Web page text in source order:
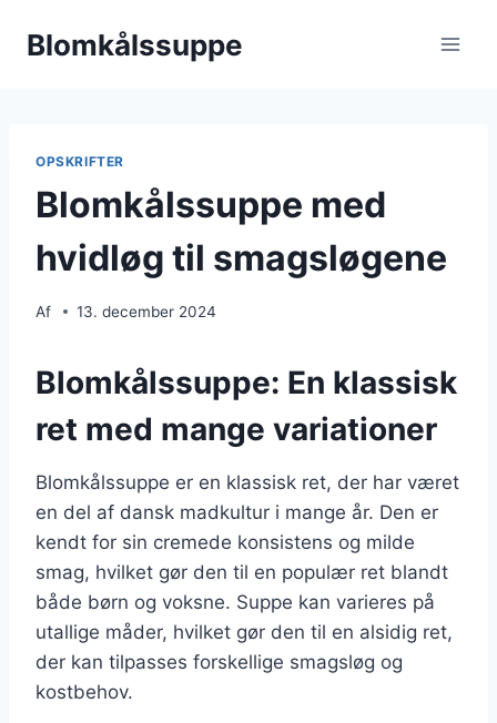
Blomkålssuppe
OPSKRIFTER
Blomkålssuppe med
hvidløg til smagsløgene
Af 13. december 2024
Blomkålssuppe: En klassisk
ret med mange variationer
Blomkålssuppe er en klassisk ret, der har været
en del af dansk madkultur i mange år. Den er
kendt for sin cremede konsistens og milde
smag, hvilket gør den til en populær ret blandt
både børn og voksne. Suppe kan varieres på
utallige måder, hvilket gør den til en alsidig ret,
der kan tilpasses forskellige smagsløg og
kostbehov.